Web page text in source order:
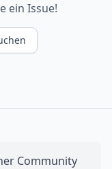
ein Issue!
Community